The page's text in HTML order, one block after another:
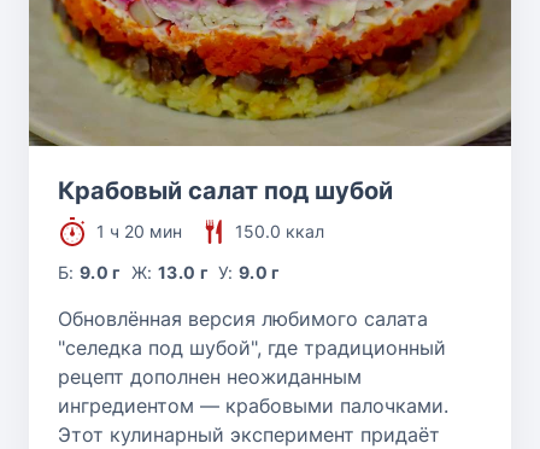
Крабовый салат под шубой
1 ч 20 мин
150.0 ккал
Б:9.0 г Ж: 13.0 г У:9.0 г
Обновлённая версия любимого салата
"селедка под шубой", где традиционный
рецепт дополнен неожиданным
ингредиентом — крабовыми палочками.
Этот кулинарный эксперимент придаёт